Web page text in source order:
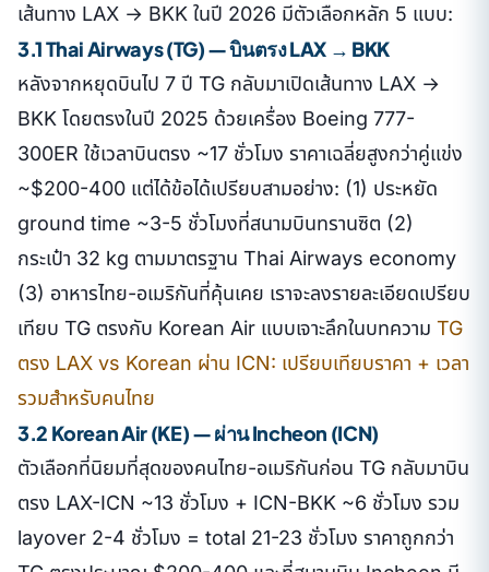
เส้นทาง LAX → BKK ในปี 2026 มีตัวเลือกหลัก 5 แบบ:
3.1 Thai Airways (TG) — บินตรง LAX → BKK
หลังจากหยุดบินไป 7 ปี TG กลับมาเปิดเส้นทาง LAX →
BKK โดยตรงในปี 2025 ด้วยเครื่อง Boeing 777-
300ER ใช้เวลาบินตรง ~17 ชั่วโมง ราคาเฉลี่ยสูงกว่าคู่แข่ง
~$200-400 แต่ได้ข้อได้เปรียบสามอย่าง: (1) ประหยัด
ground time ~3-5 ชั่วโมงที่สนามบินทรานซิต (2)
กระเป๋า 32 kg ตามมาตรฐาน Thai Airways economy
(3) อาหารไทย-อเมริกันที่คุ้นเคย เราจะลงรายละเอียดเปรียบ
เทียบ TG ตรงกับ Korean Air แบบเจาะลึกในบทความ TG
ตรง LAX vs Korean ผ่าน ICN: เปรียบเทียบราคา + เวลา
รวมสำหรับคนไทย
3.2 Korean Air (KE) — ผ่าน Incheon (ICN)
ตัวเลือกที่นิยมที่สุดของคนไทย-อเมริกันก่อน TG กลับมาบิน
ตรง LAX-ICN ~13 ชั่วโมง + ICN-BKK ~6 ชั่วโมง รวม
layover 2-4 ชั่วโมง = total 21-23 ชั่วโมง ราคาถูกกว่า